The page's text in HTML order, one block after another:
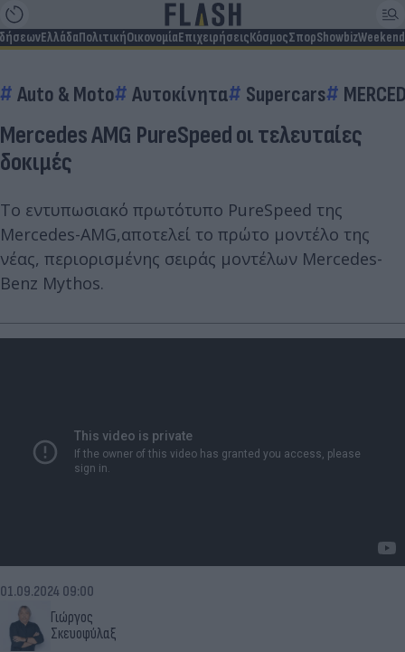
ΕλλάδαΠολιτικήΟικονομίαΕπιχειρήσειςΚόσμοςΣπορShowbizWeekend
Auto & Moto Αυτοκίνητα Supercars
Mercedes AMG PureSpeed οι τελευταίες
δοκιμές
Tο εντυπωσιακό πρωτότυπο PureSpeed της
Mercedes-AMG,αποτελεί το πρώτο μοντέλο της
νέας, περιορισμένης σειράς μοντέλων Mercedes-
Benz Mythos.
Γιώργος
Σκευοφύλαξ
01.09.2024 09:00